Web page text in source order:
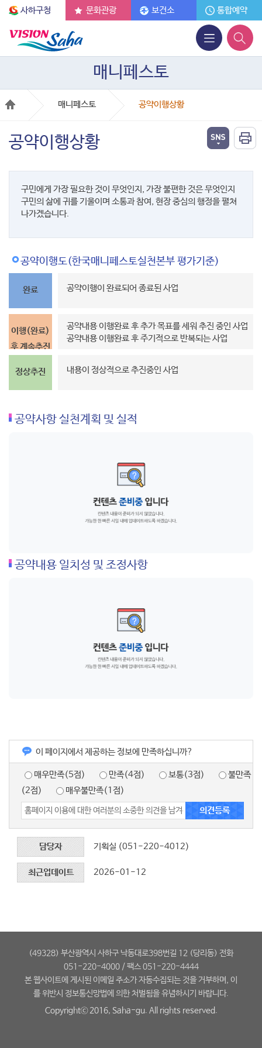
사하구청 문화관광 보건소 통합예약
매니페스토
매니페스토 공약이행상황
공약이행상황
구민에게 가장 필요한 것이 무엇인지, 가장 불편한 것은 무엇인지
구민의 삶에 귀를 기울이며 소통과 참여, 현장 중심의 행정을 펼쳐
나가겠습니다.
공약이행도(한국매니페스토실천본부 평가기준)
완료 공약이행이 완료되어 종료된 사업
이행(완료)
후 계속추진
공약내용 이행완료 후 추가 목표를 세워 추진 중인 사업
공약내용 이행완료 후 주기적으로 반복되는 사업
정상추진 내용이 정상적으로 추진중인 사업
공약사항 실천계획 및 실적
공약내용 일치성 및 조정사항
이 페이지에서 제공하는 정보에 만족하십니까?
매우만족(5점) 만족(4점) 보통(3점)
(2점)
매우불만족(1점)
담당자 기획실 (051-220-4012)
최근업데이트 2026-01-12
(49328) 부산광역시 사하구 낙동대로398번길 12 (당리동) 전화
051-220-4000 / 팩스 051-220-4444
본 웹사이트에 게시된 이메일 주소가 자동수집되는 것을 거부하며, 이
를 위반시 정보통신망법에 의한 처벌됨을 유념하시기 바랍니다.
Copyrightⓒ 2016, Saha-gu. All rights reserved.